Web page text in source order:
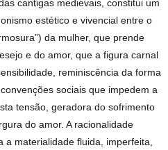
cantigas medievais, constitui um
estético e vivencial entre o
da mulher, que prende
e do amor, que a figura carnal
reminiscência da forma
sociais que impedem a
tensão, geradora do sofrimento
do amor. A racionalidade
a materialidade fluida, imperfeita,